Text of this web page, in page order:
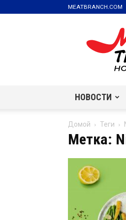
MEATBRANCH.COM
НОВОСТИ
Домой Теги
Метка: